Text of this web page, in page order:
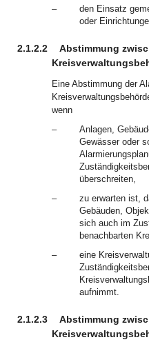
–
den Einsatz
oder
2.1.2.2
Abstimmung
Eine Abstimmung der
wenn
–
Anlagen,
Gewässer oder
überschreiten,
–
zu erwarten ist,
Gebäuden,
sich auch im
benachbarten
–
eine
aufnimmt.
2.1.2.3
Abstimmung